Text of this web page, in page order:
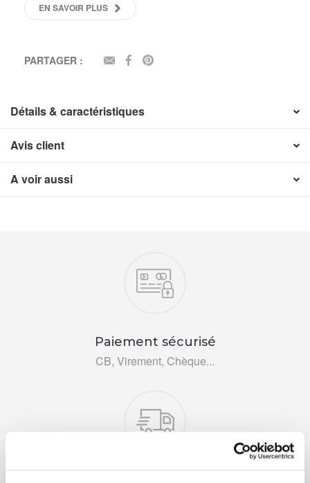
EN SAVOIR PLUS
PARTAGER : EMAILFACEBOOK
Détails & caractéristiques
Avis client
A voir aussi
Paiement sécurisé
CB, Virement, Chèque...